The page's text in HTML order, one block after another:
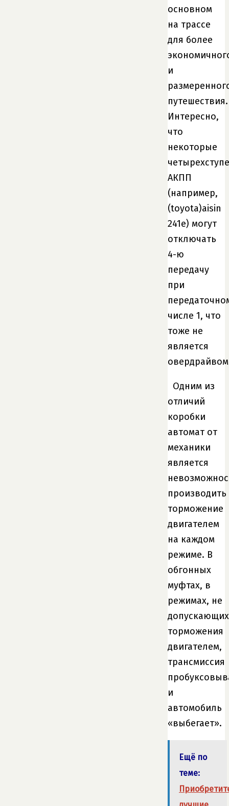
основном
на трассе
для более
и
путешествия.
Интересно,
что
некоторые
АКПП
(например,
(toyota)aisin
241e) могут
отключать
4-ю
передачу
при
числе 1, что
тоже не
является
Одним из
отличий
коробки
автомат от
механики
является
производить
торможение
двигателем
на каждом
режиме. В
обгонных
муфтах, в
режимах, не
допускающих
торможения
двигателем,
трансмиссия
и
автомобиль
«выбегает».
Ещё по
теме: